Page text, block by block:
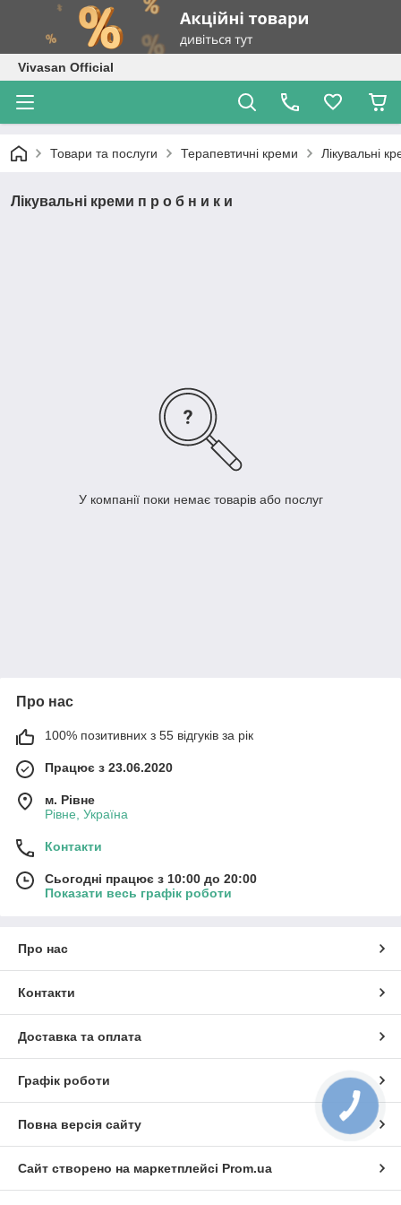
Vivasan Official
Товари та послуги Терапевтичні креми Лікувальні
Лікувальні креми п р о б н и к и
У компанії поки немає товарів або послуг
Про нас
100% позитивних з 55 відгуків за рік
Працює з 23.06.2020
м. Рівне
Рівне, Україна
Контакти
Сьогодні працює з 10:00 до 20:00
Показати весь графік роботи
Про нас
Контакти
Доставка та оплата
Графік роботи
Повна версія сайту
Сайт створено на маркетплейсі Prom.ua